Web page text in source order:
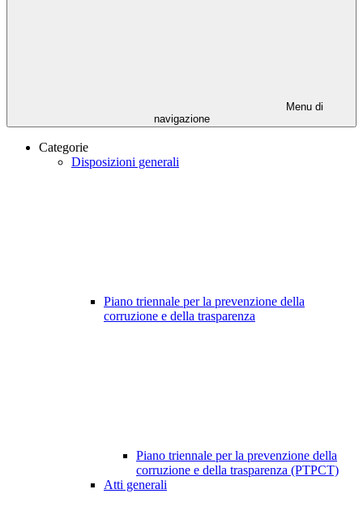
Menu di
navigazione
Categorie
Disposizioni generali
Piano triennale per la prevenzione della
corruzione e della trasparenza
Piano triennale per la prevenzione della
corruzione e della trasparenza (PTPCT)
Atti generali